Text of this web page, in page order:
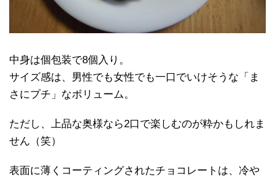
中身は個包装で8個入り。
サイズ感は、男性でも女性でも一口でいけそうな「ま
さにプチ」なボリューム。
ただし、上品な奥様なら2口で楽しむのが粋かもしれま
せん（笑）
表面に薄くコーティングされたチョコレートは、冷や